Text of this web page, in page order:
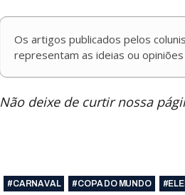
Os artigos publicados pelos
representam as ideias ou
Não deixe de curtir nossa
#CARNAVAL #COPA DO MUNDO